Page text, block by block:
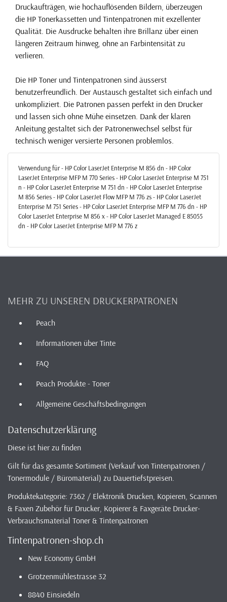
Druckaufträgen, wie hochauflösenden Bildern, überzeugen
die HP Tonerkassetten und Tintenpatronen mit exzellenter
Qualität. Die Ausdrucke behalten ihre Brillanz über einen
längeren Zeitraum hinweg, ohne an Farbintensität zu
verlieren.
Die HP Toner und Tintenpatronen sind äusserst
benutzerfreundlich. Der Austausch gestaltet sich einfach und
unkompliziert. Die Patronen passen perfekt in den Drucker
und lassen sich ohne Mühe einsetzen. Dank der klaren
Anleitung gestaltet sich der Patronenwechsel selbst für
technisch weniger versierte Personen problemlos.
Verwendung für - HP Color LaserJet Enterprise M 856 dn - HP Color
LaserJet Enterprise MFP M 770 Series - HP Color LaserJet Enterprise M 751
n - HP Color LaserJet Enterprise M 751 dn - HP Color LaserJet Enterprise
M 856 Series - HP Color LaserJet Flow MFP M 776 zs - HP Color LaserJet
Enterprise M 751 Series - HP Color LaserJet Enterprise MFP M 776 dn - HP
Color LaserJet Enterprise M 856 x - HP Color LaserJet Managed E 85055
dn - HP Color LaserJet Enterprise MFP M 776 z
MEHR ZU UNSEREN DRUCKERPATRONEN
Peach
Informationen über Tinte
FAQ
Peach Produkte - Toner
Allgemeine Geschäftsbedingungen
Datenschutzerklärung
Diese ist hier zu finden
Gilt für das gesamte Sortiment (Verkauf von Tintenpatronen /
Tonermodule / Büromaterial) zu Dauertiefstpreisen.
Produktekategorie: 7362 / Elektronik Drucken, Kopieren, Scannen
& Faxen Zubehör für Drucker, Kopierer & Faxgeräte Drucker-
Verbrauchsmaterial Toner & Tintenpatronen
Tintenpatronen-shop.ch
New Economy GmbH
Grotzenmühlestrasse 32
8840 Einsiedeln